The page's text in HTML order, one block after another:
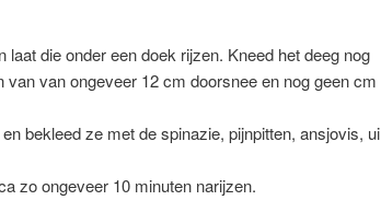
laat die onder een doek rijzen. Kneed het deeg nog
van ongeveer 12 cm doorsnee en nog geen cm
bekleed ze met de spinazie, pijnpitten, ansjovis, ui
zo ongeveer 10 minuten narijzen.